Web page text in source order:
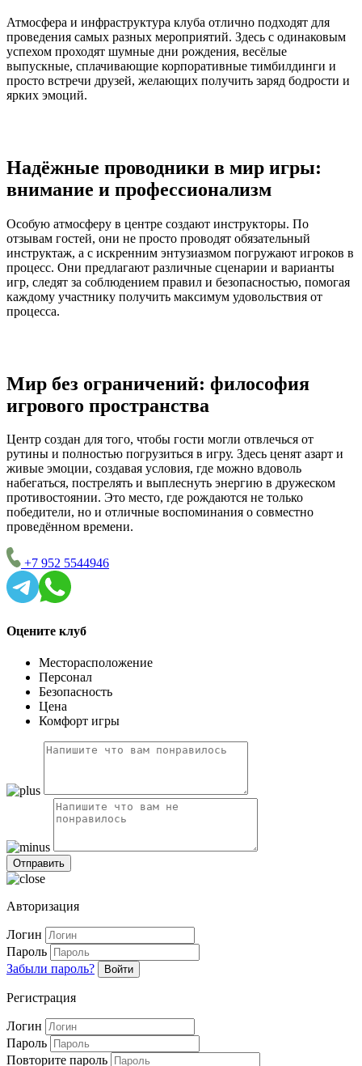
Атмосфера и инфраструктура клуба отлично подходят для
проведения самых разных мероприятий. Здесь с одинаковым
успехом проходят шумные дни рождения, весёлые
выпускные, сплачивающие корпоративные тимбилдинги и
просто встречи друзей, желающих получить заряд бодрости и
ярких эмоций.
Надёжные проводники в мир игры:
внимание и профессионализм
Особую атмосферу в центре создают инструкторы. По
отзывам гостей, они не просто проводят обязательный
инструктаж, а с искренним энтузиазмом погружают игроков в
процесс. Они предлагают различные сценарии и варианты
игр, следят за соблюдением правил и безопасностью, помогая
каждому участнику получить максимум удовольствия от
процесса.
Мир без ограничений: философия
игрового пространства
Центр создан для того, чтобы гости могли отвлечься от
рутины и полностью погрузиться в игру. Здесь ценят азарт и
живые эмоции, создавая условия, где можно вдоволь
набегаться, пострелять и выплеснуть энергию в дружеском
противостоянии. Это место, где рождаются не только
победители, но и отличные воспоминания о совместно
проведённом времени.
+7 952 5544946
Оцените клуб
Месторасположение
Персонал
Безопасность
Цена
Комфорт игры
Авторизация
Логин
Пароль
Забыли пароль?
Войти
Регистрация
Логин
Пароль
Повторите пароль